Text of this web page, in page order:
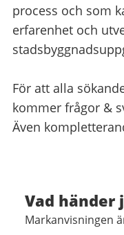
process och som
erfarenhet och
För att alla
kommer frågor &
Även
Vad händer
Markanvisningen